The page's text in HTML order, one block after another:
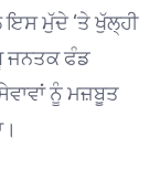
ਮੁੱਦੇ ‘ਤੇ ਖੁੱਲ੍ਹੀ
ਜਨਤਕ ਫੰਡ
ਨੂੰ ਮਜ਼ਬੂਤ